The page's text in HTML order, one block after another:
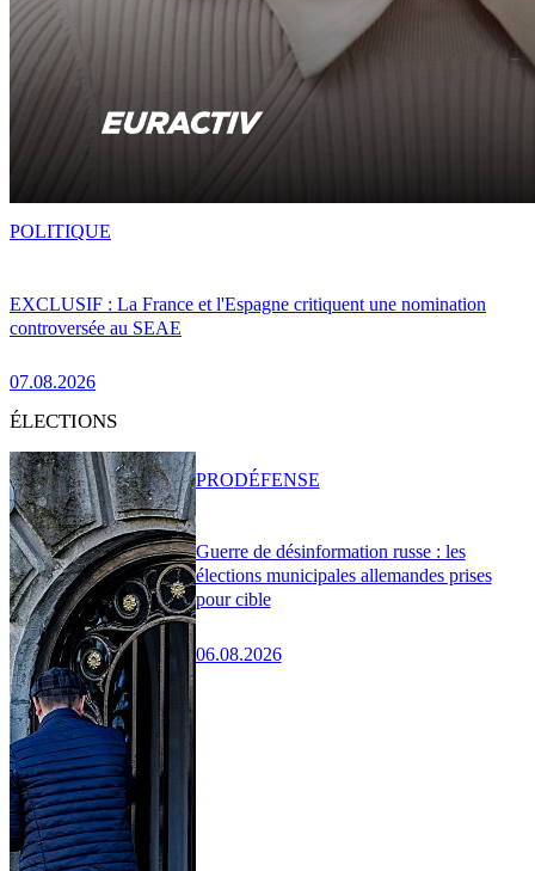
EXCLUSIF : La France et l'Espagne critiquent une nomination
controversée au SEAE
07.08.2026
POLITIQUE
ÉLECTIONS
Guerre de désinformation russe : les
élections municipales allemandes prises
pour cible
06.08.2026
PRODÉFENSE